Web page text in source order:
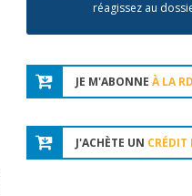
réagissez au
JE M'ABONNE À LA
J'ACHÈTE UN CRÉDIT